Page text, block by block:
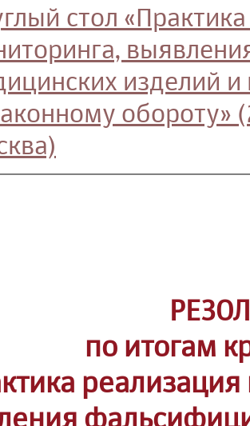
стол
изделий и
обороту»
по итогам